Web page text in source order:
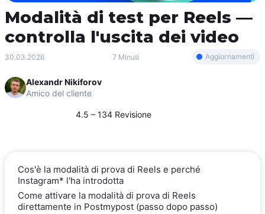
Modalità di test per Reels —
controlla l'uscita dei video
30.03.2026 7 Minuti Aggiornamenti
Alexandr Nikiforov
Amico del cliente
4.5 – 134 Revisione
Cos'è la modalità di prova di Reels e perché
Instagram* l'ha introdotta
Come attivare la modalità di prova di Reels
direttamente in Postmypost (passo dopo passo)